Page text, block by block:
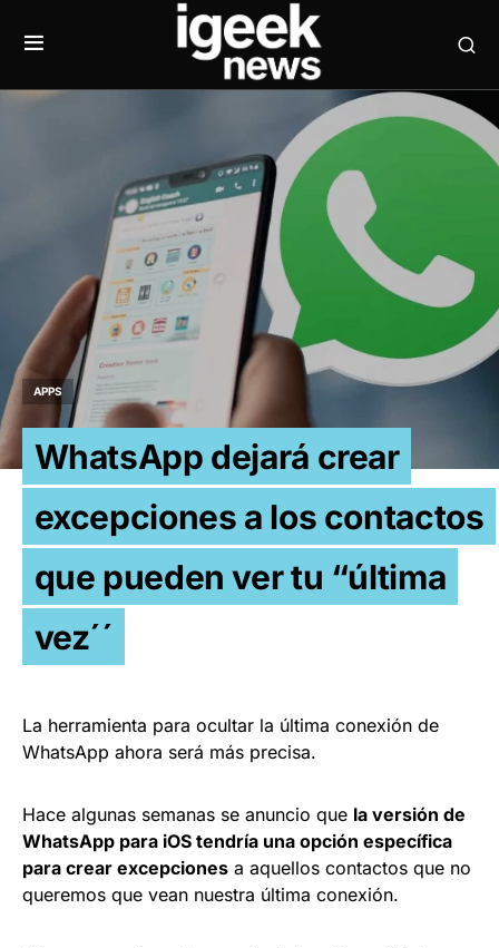
APPS
WhatsApp dejará crear
excepciones a los contactos
que pueden ver tu “última
vez´´
La herramienta para ocultar la última conexión de
WhatsApp ahora será más precisa.
Hace algunas semanas se anuncio que la versión de
WhatsApp para iOS tendría una opción específica
para crear excepciones a aquellos contactos que no
queremos que vean nuestra última conexión.